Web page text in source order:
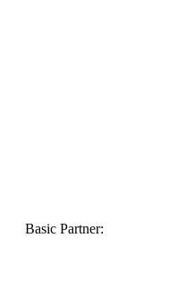
Basic Partner: